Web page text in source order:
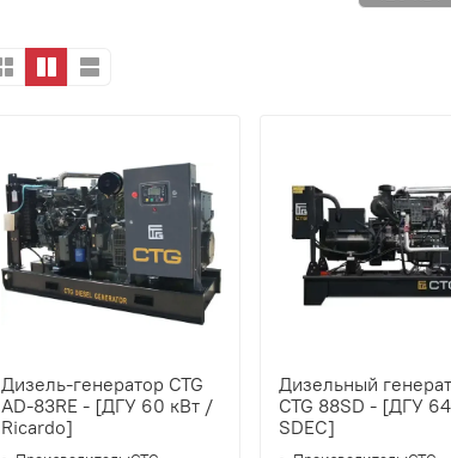
Дизель-генератор CTG
AD-83RE - [ДГУ 60 кВт /
Ricardo]
Дизельный
CTG 88SD - [ДГУ
SDEC]